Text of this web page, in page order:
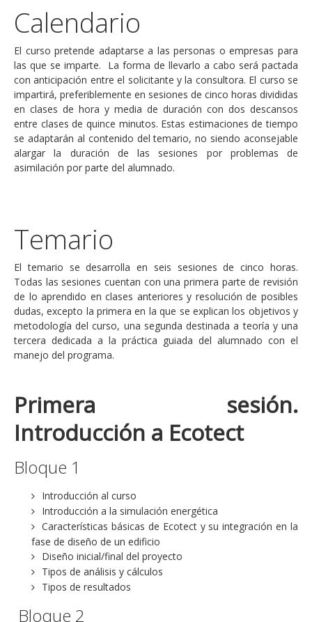
Calendario
El curso pretende adaptarse a las personas o empresas para
las que se imparte. La forma de llevarlo a cabo será pactada
con anticipación entre el solicitante y la consultora. El curso se
impartirá, preferiblemente en sesiones de cinco horas divididas
en clases de hora y media de duración con dos descansos
entre clases de quince minutos. Estas estimaciones de tiempo
se adaptarán al contenido del temario, no siendo aconsejable
alargar la duración de las sesiones por problemas de
asimilación por parte del alumnado.
Temario
El temario se desarrolla en seis sesiones de cinco horas.
Todas las sesiones cuentan con una primera parte de revisión
de lo aprendido en clases anteriores y resolución de posibles
dudas, excepto la primera en la que se explican los objetivos y
metodología del curso, una segunda destinada a teoría y una
tercera dedicada a la práctica guiada del alumnado con el
manejo del programa.
Primera sesión.
Introducción a Ecotect
Bloque 1
Introducción al curso
Introducción a la simulación energética
Características básicas de Ecotect y su integración en la
fase de diseño de un edificio
Diseño inicial/final del proyecto
Tipos de análisis y cálculos
Tipos de resultados
Bloque 2